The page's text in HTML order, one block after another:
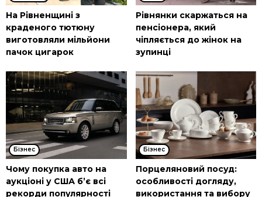
На Рівненщині з
краденого тютюну
виготовляли мільйони
пачок цигарок
Рівнянки скаржаться на
пенсіонера, який
чіпляється до жінок на
зупинці
Бізнес
Чому покупка авто на
аукціоні у США б’є всі
рекорди популярності
Бізнес
Порцеляновий посуд:
особливості догляду,
використання та вибору